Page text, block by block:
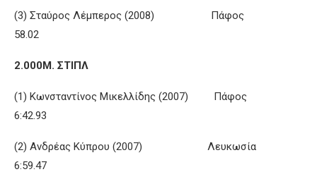
(3) Σταύρος Λέμπερος (2008) Πάφος
58.02
2.000Μ. ΣΤΙΠΛ
(1) Κωνσταντίνος Μικελλίδης (2007) Πάφος
6:42.93
(2) Ανδρέας Κύπρου (2007) Λευκωσία
6:59.47